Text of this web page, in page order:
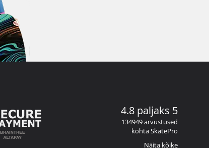
4.8 paljaks 5
134949 arvustused
kohta SkatePro
Näita kõike